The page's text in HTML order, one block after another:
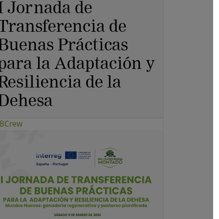
Jornada de
de
Prácticas
la Adaptación y
de la